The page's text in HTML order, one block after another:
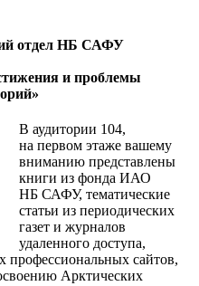
отдел НБ САФУ
и проблемы
В аудитории 104,
на первом этаже вашему
вниманию представлены
книги из фонда ИАО
НБ САФУ, тематические
статьи из периодических
газет и журналов
удаленного доступа,
профессиональных сайтов,
Арктических